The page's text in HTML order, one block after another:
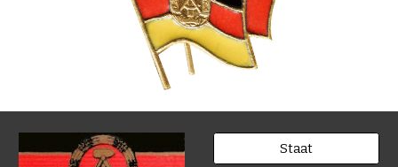
Staat